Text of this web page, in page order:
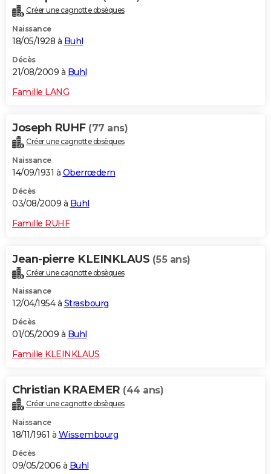
Créer une cagnotte obsèques
Naissance
18/05/1928 à Buhl
Décès
21/08/2009 à Buhl
Famille LANG
Joseph RUHF (77 ans)
Créer une cagnotte obsèques
Naissance
14/09/1931 à Oberrœdern
Décès
03/08/2009 à Buhl
Famille RUHF
Jean-pierre KLEINKLAUS (55 ans)
Créer une cagnotte obsèques
Naissance
12/04/1954 à Strasbourg
Décès
01/05/2009 à Buhl
Famille KLEINKLAUS
Christian KRAEMER (44 ans)
Créer une cagnotte obsèques
Naissance
18/11/1961 à Wissembourg
Décès
09/05/2006 à Buhl